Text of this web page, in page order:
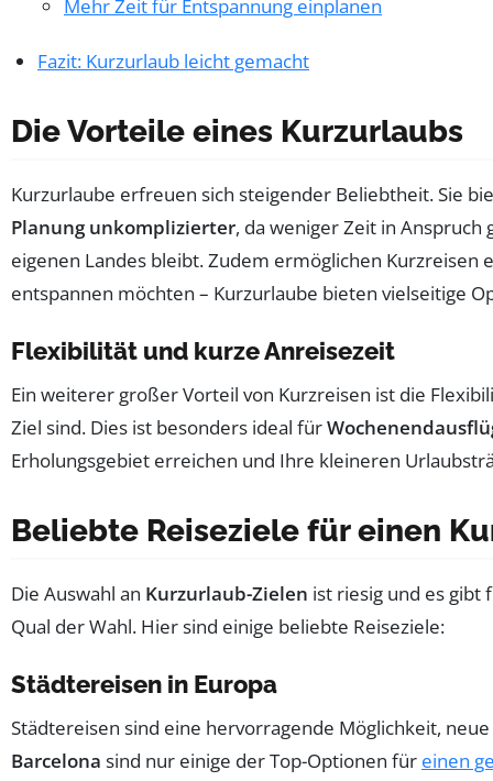
Mehr Zeit für Entspannung einplanen
Fazit: Kurzurlaub leicht gemacht
Die Vorteile eines Kurzurlaubs
Kurzurlaube erfreuen sich steigender Beliebtheit. Sie
Planung unkomplizierter, da weniger Zeit in
eigenen Landes bleibt. Zudem ermöglichen Kurzreisen
entspannen möchten – Kurzurlaube bieten vielseitige
Flexibilität und kurze Anreisezeit
Ein weiterer großer Vorteil von Kurzreisen ist die
Ziel sind. Dies ist besonders ideal für
Erholungsgebiet erreichen und Ihre kleineren
Beliebte Reiseziele für einen
Die Auswahl an Kurzurlaub-Zielen ist riesig und es gibt
Qual der Wahl. Hier sind einige beliebte Reiseziele:
Städtereisen in Europa
Städtereisen sind eine hervorragende Möglichkeit,
Barcelona sind nur einige der Top-Optionen für einen